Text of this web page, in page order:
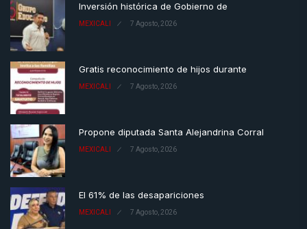
Inversión histórica de Gobierno de
MEXICALI 7 Agosto, 2026
Gratis reconocimiento de hijos durante
MEXICALI 7 Agosto, 2026
Propone diputada Santa Alejandrina Corral
MEXICALI 7 Agosto, 2026
El 61% de las desapariciones
MEXICALI 7 Agosto, 2026